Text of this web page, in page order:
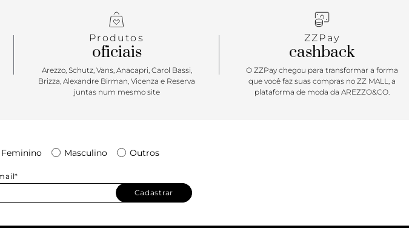
Produtos
oficiais
Arezzo, Schutz, Vans, Anacapri, Carol Bassi,
Brizza, Alexandre Birman, Vicenza e Reserva
juntas num mesmo site
ZZPay
cashback
O ZZPay chegou para transformar a forma
que você faz suas compras no ZZ MALL, a
plataforma de moda da AREZZO&CO.
Feminino Masculino Outros
Cadastrar